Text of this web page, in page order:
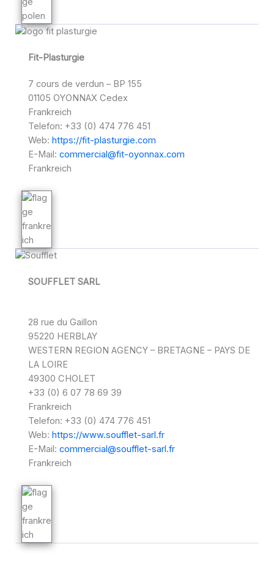
Fit-Plasturgie
7 cours de verdun – BP 155
01105 OYONNAX Cedex
Frankreich
Telefon: +33 (0) 474 776 451
Web: https://fit-plasturgie.com
E-Mail: commercial@fit-oyonnax.com
Frankreich
SOUFFLET SARL
28 rue du Gaillon
95220 HERBLAY
WESTERN REGION AGENCY – BRETAGNE – PAYS DE
LA LOIRE
49300 CHOLET
+33 (0) 6 07 78 69 39
Frankreich
Telefon: +33 (0) 474 776 451
Web: https://www.soufflet-sarl.fr
E-Mail: commercial@soufflet-sarl.fr
Frankreich